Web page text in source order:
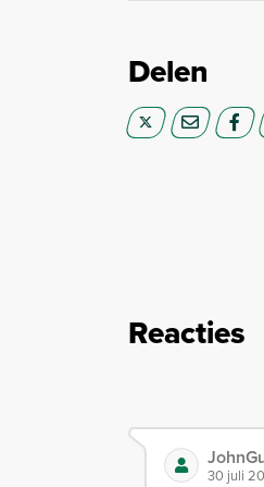
Delen
Reacties
30 juli